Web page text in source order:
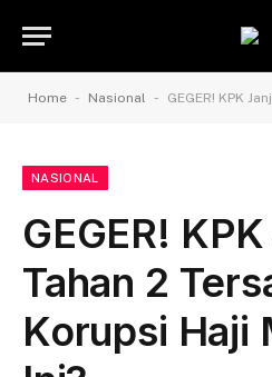
Home - Nasional - GEGER! KPK Janji
NASIONAL
GEGER!
Tahan 2
Korupsi Haji